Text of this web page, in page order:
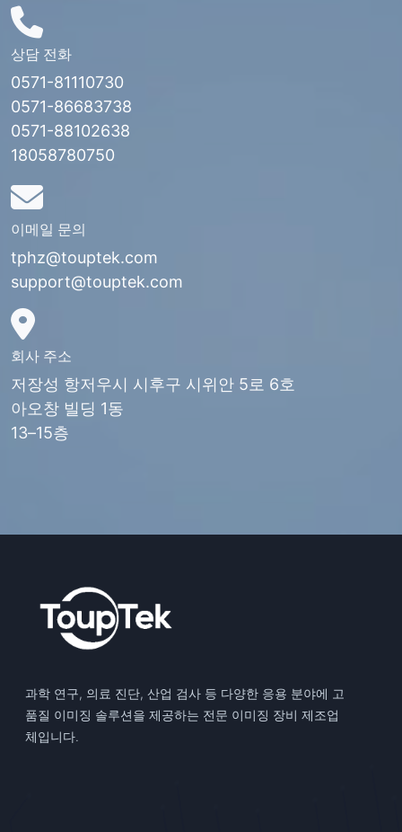
상담 전화
0571-81110730
0571-86683738
0571-88102638
18058780750
이메일 문의
tphz@touptek.com
support@touptek.com
회사 주소
저장성 항저우시 시후구 시위안 5로 6호
아오창 빌딩 1동
13–15층
과학 연구, 의료 진단, 산업 검사 등 다양한 응용 분야에 고
품질 이미징 솔루션을 제공하는 전문 이미징 장비 제조업
체입니다.